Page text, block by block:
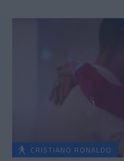
CRISTIANO RONALDO